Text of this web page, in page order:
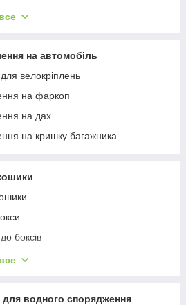
місце
інтегровані рейлінги
водості
на автомобіль
велокріплень
на фаркоп
на дах
на кришку багажника
боксів
для водного спорядження